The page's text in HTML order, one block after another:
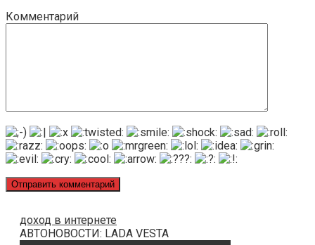
Комментарий
доход в интернете
АВТОНОВОСТИ: LADA VESTA